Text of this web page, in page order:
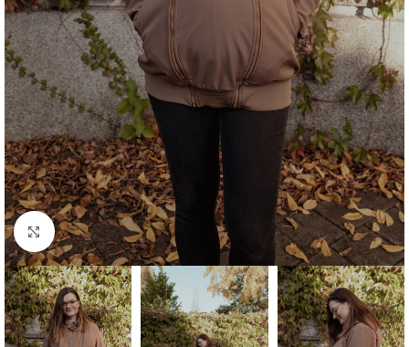
Büyütmek için tıklayın